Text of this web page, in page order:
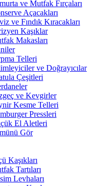
ve Mutfak Fırçaları
Açacakları
ve Fındık Kıracakları
Kaşıklar
Makasları
Telleri
ve Doğrayıcılar
Çeşitleri
ve Kevgirler
Kesme Telleri
Pressleri
El Aletleri
Gör
Kaşıkları
Tartıları
Levhaları